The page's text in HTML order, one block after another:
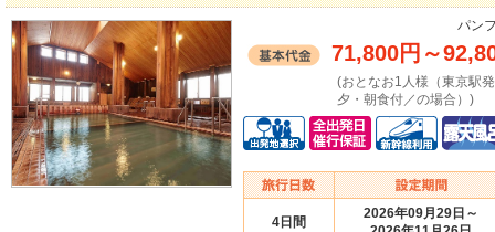
パン
71,800円 ～
(おとなお1人様（東京駅
夕・朝食付／の場合）)
4日間
2026年09月29日～